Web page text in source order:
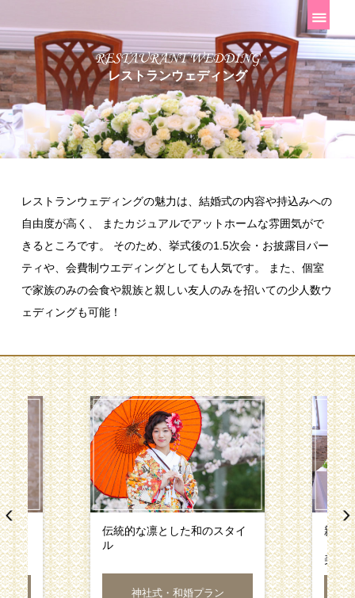
レストランウェディング
レストランウェディングの魅力は、結婚式の内容や持込みへの
自由度が高く、
またカジュアルでアットホームな雰囲気がで
きるところです。
そのため、挙式後の1.5次会・お披露目パー
ティや、会費制ウエディングとしても人気です。
また、個室
で家族のみの会食や親族と親しい友人のみを招いての少人数ウ
ェディングも可能！
顔に
力が
ン
伝統的な凛とした和のスタイ
ル
神社式・和婚プラン
親族
トホ
美味